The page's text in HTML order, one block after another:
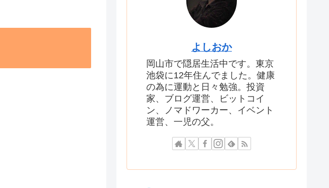
よしおか
岡山市で隠居生活中です。東京
池袋に12年住んでました。健康
の為に運動と日々勉強。投資
家、ブログ運営、ビットコイ
ン、ノマドワーカー、イベント
運営、一児の父。